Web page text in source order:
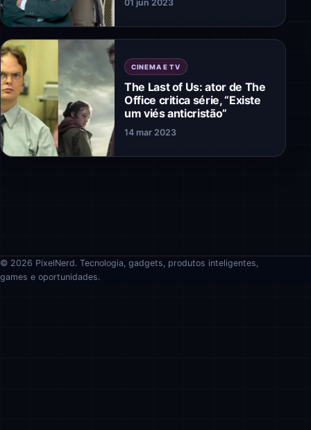
01 jun 2023
CINEMA E TV
The Last of Us: ator de The
Office critica série, “Existe
um viés anticristão”
14 mar 2023
© 2026 PixelNerd. Tecnologia, gadgets, produtos inteligentes,
games e oportunidades.